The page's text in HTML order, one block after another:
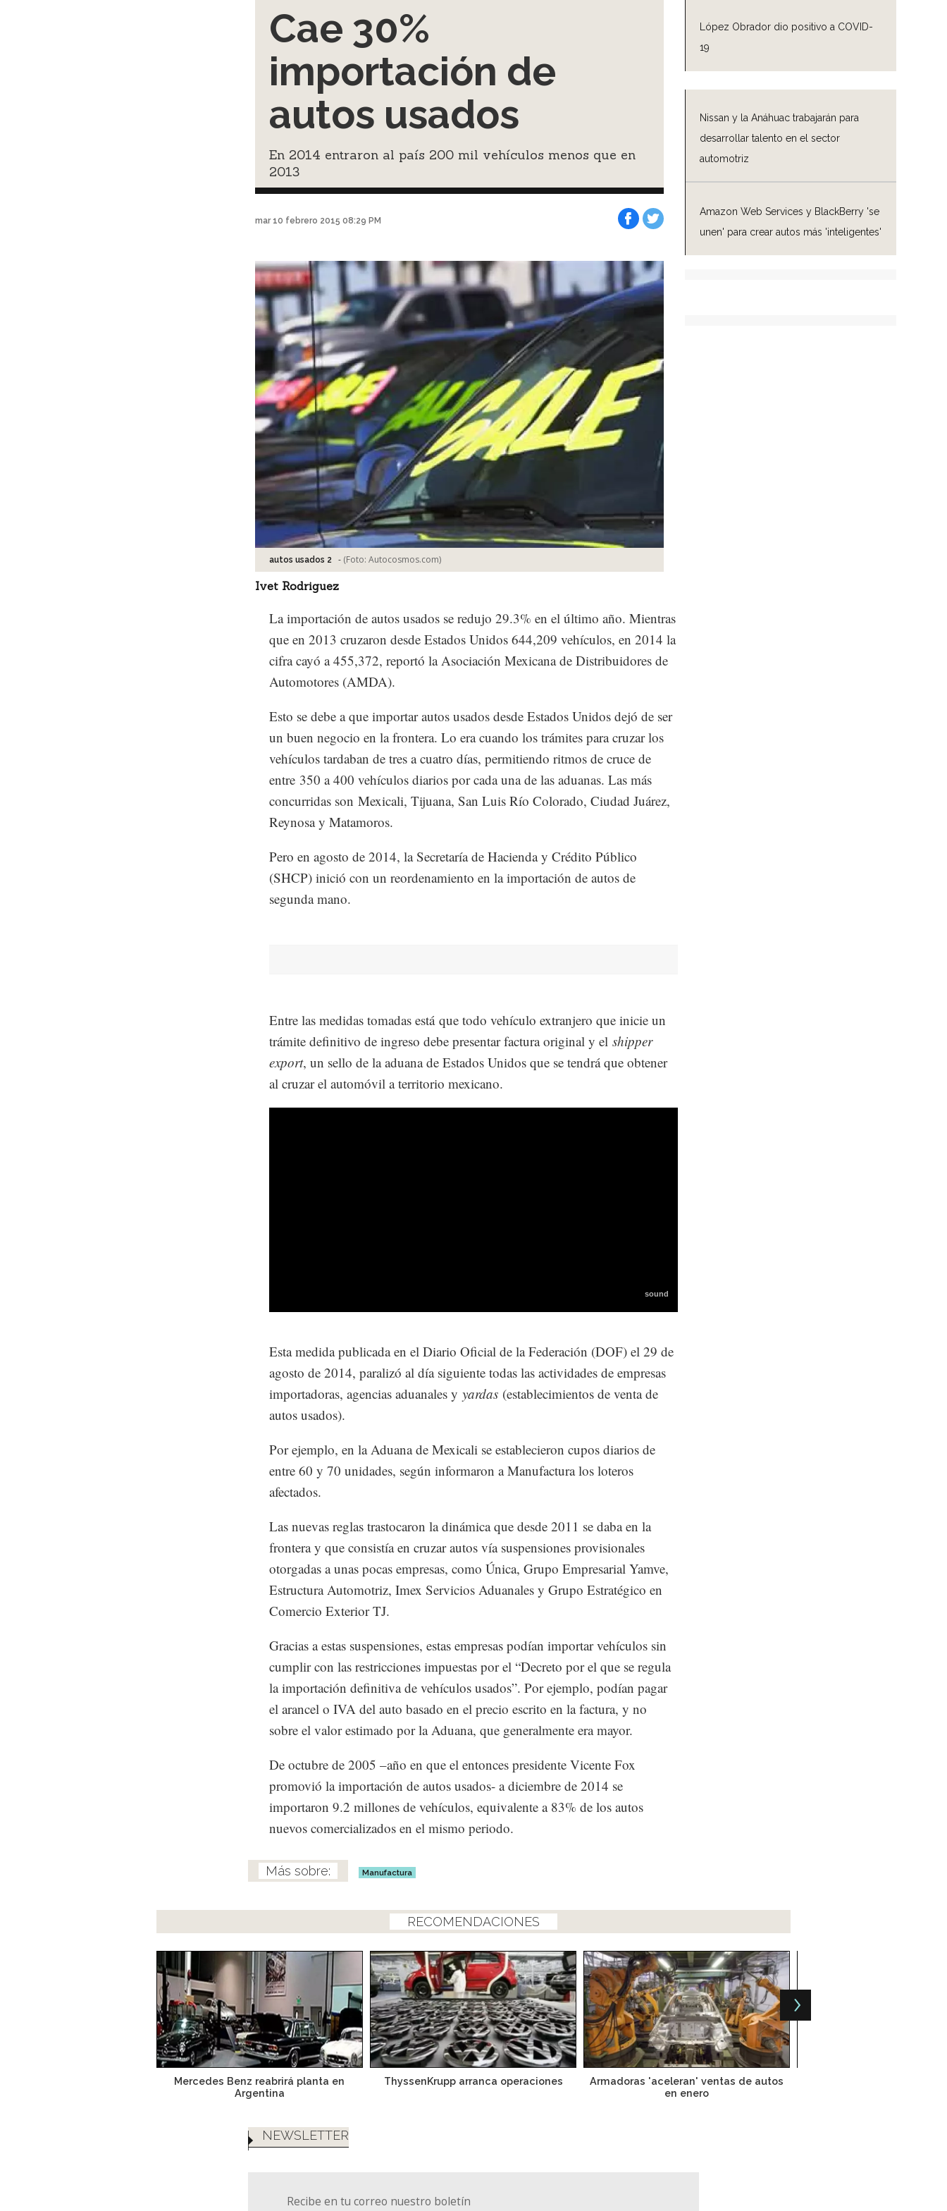
López Obrador dio positivo a COVID-
19
Nissan y la Anáhuac trabajarán para
desarrollar talento en el sector
automotriz
Amazon Web Services y BlackBerry 'se
unen' para crear autos más 'inteligentes'
Cae 30%
importación de
autos usados
En 2014 entraron al país 200 mil vehículos menos que en
2013
mar 10 febrero 2015 08:29 PM
autos usados 2 - (Foto: Autocosmos.com)
Ivet Rodriguez
La importación de autos usados se redujo 29.3% en el último año. Mientras
que en 2013 cruzaron desde Estados Unidos 644,209 vehículos, en 2014 la
cifra cayó a 455,372, reportó la Asociación Mexicana de Distribuidores de
Automotores (AMDA).
Esto se debe a que importar autos usados desde Estados Unidos dejó de ser
un buen negocio en la frontera. Lo era cuando los trámites para cruzar los
vehículos tardaban de tres a cuatro días, permitiendo ritmos de cruce de
entre 350 a 400 vehículos diarios por cada una de las aduanas. Las más
concurridas son Mexicali, Tijuana, San Luis Río Colorado, Ciudad Juárez,
Reynosa y Matamoros.
Pero en agosto de 2014, la Secretaría de Hacienda y Crédito Público
(SHCP) inició con un reordenamiento en la importación de autos de
segunda mano.
Entre las medidas tomadas está que todo vehículo extranjero que inicie un
trámite definitivo de ingreso debe presentar factura original y el shipper
export, un sello de la aduana de Estados Unidos que se tendrá que obtener
al cruzar el automóvil a territorio mexicano.
Esta medida publicada en el Diario Oficial de la Federación (DOF) el 29 de
agosto de 2014, paralizó al día siguiente todas las actividades de empresas
importadoras, agencias aduanales y yardas (establecimientos de venta de
autos usados).
Por ejemplo, en la Aduana de Mexicali se establecieron cupos diarios de
entre 60 y 70 unidades, según informaron a Manufactura los loteros
afectados.
Las nuevas reglas trastocaron la dinámica que desde 2011 se daba en la
frontera y que consistía en cruzar autos vía suspensiones provisionales
otorgadas a unas pocas empresas, como Única, Grupo Empresarial Yamve,
Estructura Automotriz, Imex Servicios Aduanales y Grupo Estratégico en
Comercio Exterior TJ.
Gracias a estas suspensiones, estas empresas podían importar vehículos sin
cumplir con las restricciones impuestas por el “Decreto por el que se regula
la importación definitiva de vehículos usados”. Por ejemplo, podían pagar
el arancel o IVA del auto basado en el precio escrito en la factura, y no
sobre el valor estimado por la Aduana, que generalmente era mayor.
De octubre de 2005 –año en que el entonces presidente Vicente Fox
promovió la importación de autos usados- a diciembre de 2014 se
importaron 9.2 millones de vehículos, equivalente a 83% de los autos
nuevos comercializados en el mismo periodo.
Manufactura
RECOMENDACIONES
Mercedes Benz reabrirá planta en
Argentina
ThyssenKrupp arranca operaciones
Armadoras 'aceleran' ventas de autos
en enero
NEWSLETTER
Recibe en tu correo nuestro boletín